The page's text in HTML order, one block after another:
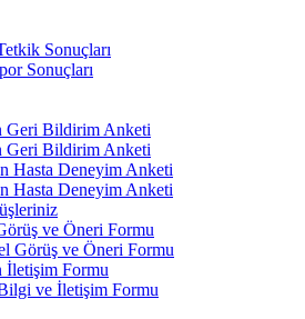
Sonuçları
Sonuçları
Geri Bildirim Anketi
Geri Bildirim Anketi
Hasta Deneyim Anketi
Hasta Deneyim Anketi
ve Öneri Formu
Görüş ve Öneri Formu
İletişim Formu
ve İletişim Formu